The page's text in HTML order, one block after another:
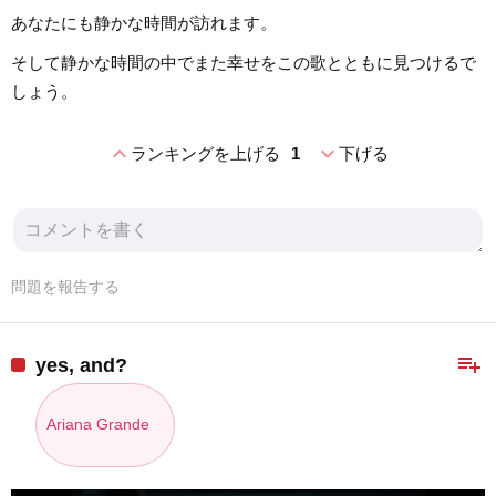
あなたにも静かな時間が訪れます。
そして静かな時間の中でまた幸せをこの歌とともに見つけるで
しょう。
expand_lessランキングを上げる 1 expand_more下げる
問題を報告する
playlist_add
yes, and?
Ariana Grande